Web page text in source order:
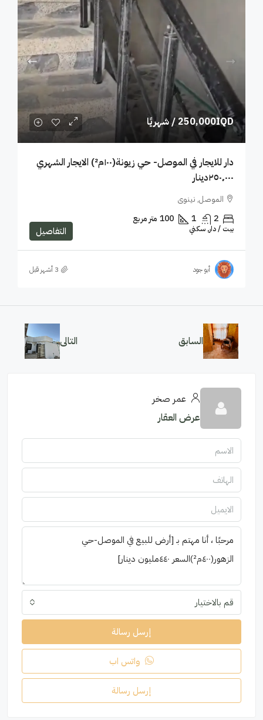
250,000IQD/ شهريًا
دار للايجار في الموصل- حي زيونة(١٠٠م²) الايجار الشهري
٢٥٠٬٠٠٠دينار
الموصل, نينوى
2
1
100 متر مربع
بيت / دار, سكني التفاصيل
أبو جود
السابق التالى
عمر صخر
عرض العقار
قم بالاختيار
إرسل رسالة
واتس اب
إرسل رسالة